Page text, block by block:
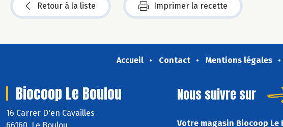
Retour à la liste Imprimer la recette
Accueil Contact Mentions légales
Biocoop Le Boulou
16 Carrer D'en Cavailles
66160 Le Boulou
Nous suivre sur
Votre magasin Biocoop Le